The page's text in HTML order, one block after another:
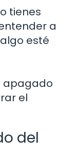
tienes
a
esté
apagado
el
del